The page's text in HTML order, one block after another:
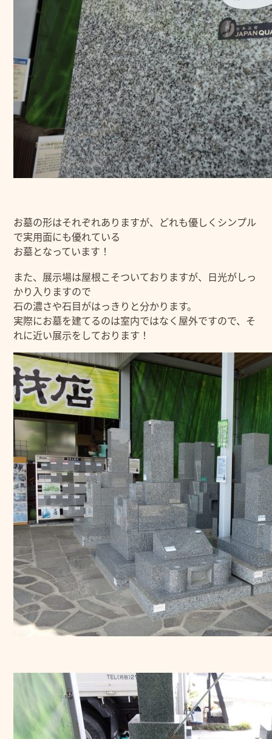
お墓の形はそれぞれありますが、どれも優しくシンプル
で実用面にも優れている
お墓となっています！
また、展示場は屋根こそついておりますが、日光がしっ
かり入りますので
石の濃さや石目がはっきりと分かります。
実際にお墓を建てるのは室内ではなく屋外ですので、そ
れに近い展示をしております！